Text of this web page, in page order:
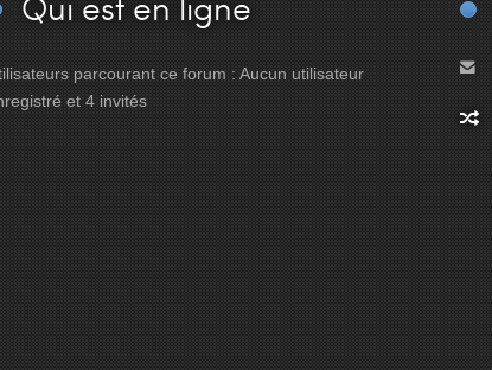
parcourant ce forum : Aucun utilisateur
et 4 invités